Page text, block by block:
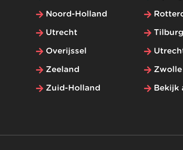
Noord-Holland
Utrecht
Overijssel
Zeeland
Zuid-Holland
Tilburg
Zwolle
Bekijk